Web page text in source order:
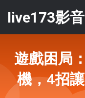
live173影
遊戲困局
機，4招